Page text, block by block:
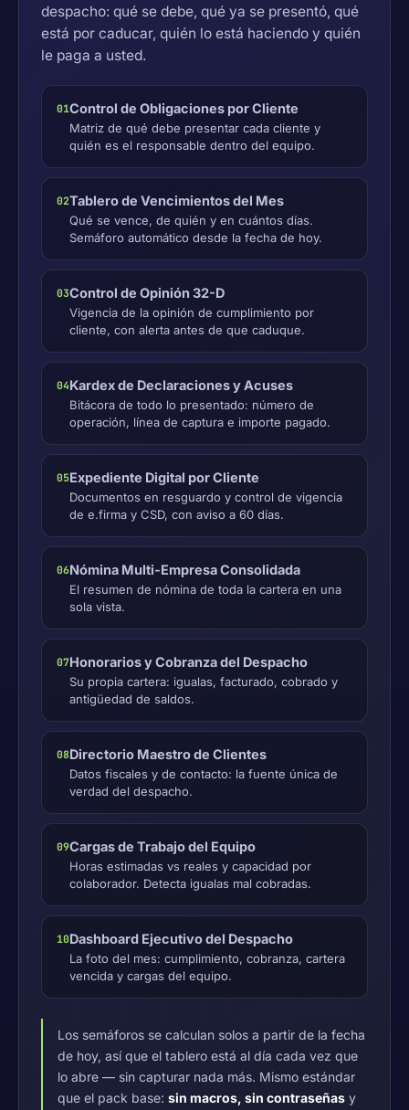
despacho: qué se debe, qué ya se presentó, qué
está por caducar, quién lo está haciendo y quién
le paga a usted.
01Control de Obligaciones por Cliente
Matriz de qué debe presentar cada cliente y
quién es el responsable dentro del equipo.
02Tablero de Vencimientos del Mes
Qué se vence, de quién y en cuántos días.
Semáforo automático desde la fecha de hoy.
03Control de Opinión 32-D
Vigencia de la opinión de cumplimiento por
cliente, con alerta antes de que caduque.
04Kardex de Declaraciones y Acuses
Bitácora de todo lo presentado: número de
operación, línea de captura e importe pagado.
05Expediente Digital por Cliente
Documentos en resguardo y control de vigencia
de e.firma y CSD, con aviso a 60 días.
06Nómina Multi-Empresa Consolidada
El resumen de nómina de toda la cartera en una
sola vista.
07Honorarios y Cobranza del Despacho
Su propia cartera: igualas, facturado, cobrado y
antigüedad de saldos.
08Directorio Maestro de Clientes
Datos fiscales y de contacto: la fuente única de
verdad del despacho.
09Cargas de Trabajo del Equipo
Horas estimadas vs reales y capacidad por
colaborador. Detecta igualas mal cobradas.
10Dashboard Ejecutivo del Despacho
La foto del mes: cumplimiento, cobranza, cartera
vencida y cargas del equipo.
Los semáforos se calculan solos a partir de la fecha
de hoy, así que el tablero está al día cada vez que
lo abre — sin capturar nada más. Mismo estándar
que el pack base: sin macros, sin contraseñas y